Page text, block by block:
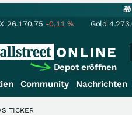
26.170,75 -0,11% Gold
Depot eröffnen
Community Nachrichten
TICKER